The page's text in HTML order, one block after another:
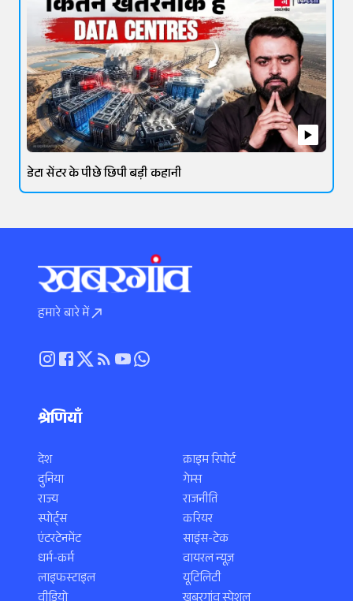
डेटा सेंटर के पीछे छिपी बड़ी कहानी
हमारे बारे में
श्रेणियाँ
देश
दुनिया
राज्य
स्पोर्ट्स
एंटरटेनमेंट
धर्म-कर्म
लाइफस्टाइल
क्राइम रिपोर्ट
गेम्स
राजनीति
करियर
साइंस-टेक
वायरल न्यूज़
यूटिलिटी